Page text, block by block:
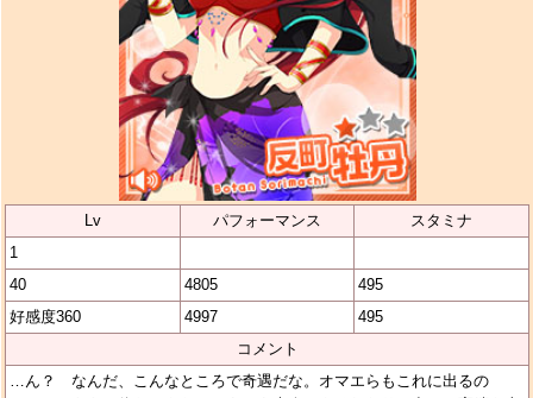
Lv パフォーマンス
スタミナ
1
40
4805
495
好感度360
4997
495
コメント
…ん？ なんだ、こんなところで奇遇だな。オマエらもこれに出るの